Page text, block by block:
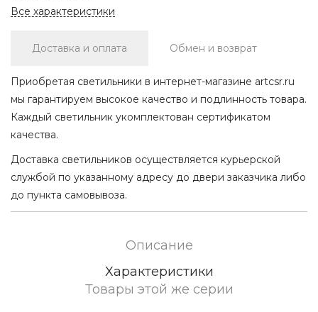
Все характеристики
Доставка и оплата Обмен и возврат
Приобретая светильники в интернет-магазине artcsr.ru
мы гарантируем высокое качество и подлинность товара.
Каждый светильник укомплектован сертификатом
качества.
Доставка светильников осуществляется курьерской
службой по указанному адресу до двери заказчика либо
до пункта самовывоза.
Описание
Характеристики
Товары этой же серии